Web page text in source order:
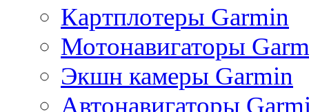
Картплотеры Garmin
Мотонавигаторы
Экшн камеры Garmin
Автонавигаторы